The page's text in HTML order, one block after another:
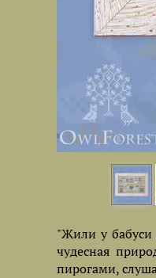
"Жили у бабуси
чудесная
пирогами,